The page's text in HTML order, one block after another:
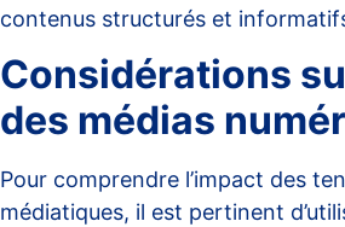
contenus structurés et
Considérations
des médias
Pour comprendre l’impact des
médiatiques, il est pertinent